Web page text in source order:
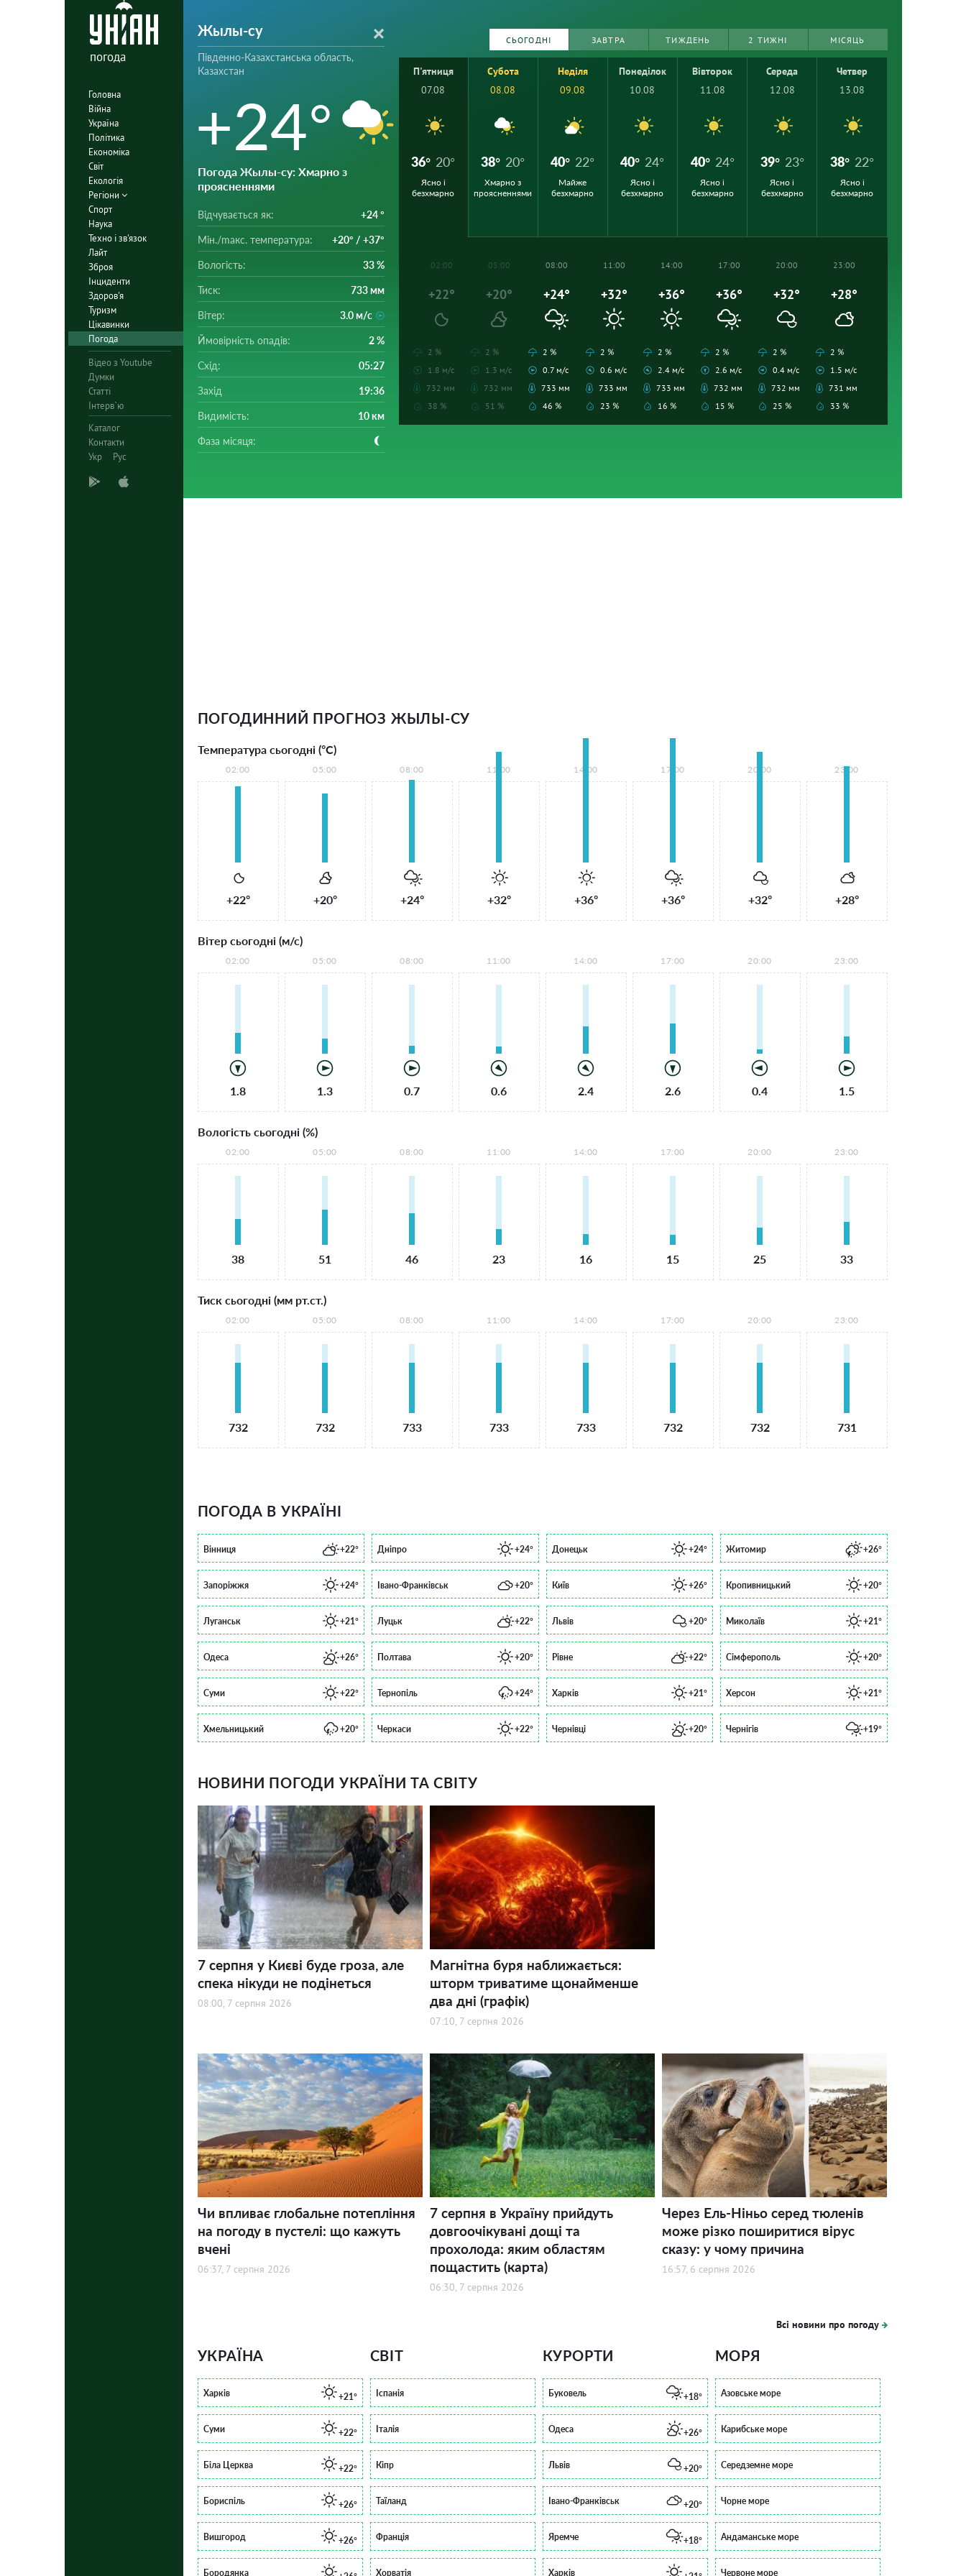
погода
Головна
Війна
Україна
Політика
Економіка
Світ
Екологія
Регіони
Спорт
Наука
Техно і зв'язок
Лайт
Зброя
Інциденти
Здоров'я
Туризм
Цікавинки
Погода
Відео з Youtube
Думки
Статті
Інтерв`ю
Каталог
Контакти
Укр
Рус
Жылы-су
Південно-Казахстанська область,
Казахстан
+24°
Погода Жылы-су: Хмарно з
проясненнями
Відчувається як: +24 °
Мін./mакс. температура: +20° / +37°
Вологість: 33 %
Тиск: 733 мм
Вітер: 3.0 м/с
Ймовірність опадів: 2 %
Схід: 05:27
Захід 19:36
Видимість: 10 км
Фаза місяця:
СЬОГОДНІ ЗАВТРА ТИЖДЕНЬ 2 ТИЖНІ МІСЯЦЬ
П'ятниця
07.08
36° 20°
Ясно і
безхмарно
Субота
08.08
38° 20°
Хмарно з
проясненнями
Неділя
09.08
40° 22°
Майже
безхмарно
Понеділок
10.08
40° 24°
Ясно і
безхмарно
Вівторок
11.08
40° 24°
Ясно і
безхмарно
Середа
12.08
39° 23°
Ясно і
безхмарно
Четвер
13.08
38° 22°
Ясно і
безхмарно
02:00
+22°
2 %
1.8 м/с
732 мм
38 %
05:00
+20°
2 %
1.3 м/с
732 мм
51 %
08:00
+24°
2 %
0.7 м/с
733 мм
46 %
11:00
+32°
2 %
0.6 м/с
733 мм
23 %
14:00
+36°
2 %
2.4 м/с
733 мм
16 %
17:00
+36°
2 %
2.6 м/с
732 мм
15 %
20:00
+32°
2 %
0.4 м/с
732 мм
25 %
23:00
+28°
2 %
1.5 м/с
731 мм
33 %
ПОГОДИННИЙ ПРОГНОЗ ЖЫЛЫ-СУ
Температура сьогодні (°С)
02:00
+22°
05:00
+20°
08:00
+24°
11:00
+32°
14:00
+36°
17:00
+36°
20:00
+32°
23:00
+28°
Вітер сьогодні (м/с)
02:00
1.8
05:00
1.3
08:00
0.7
11:00
0.6
14:00
2.4
17:00
2.6
20:00
0.4
23:00
1.5
Вологість сьогодні (%)
02:00
38
05:00
51
08:00
46
11:00
23
14:00
16
17:00
15
20:00
25
23:00
33
Тиск сьогодні (мм рт.ст.)
02:00
732
05:00
732
08:00
733
11:00
733
14:00
733
17:00
732
20:00
732
23:00
731
ПОГОДА В УКРАЇНІ
Вінниця +22° Дніпро +24° Донецьк +24° Житомир +26°
Запоріжжя +24° Івано-Франківськ +20° Київ +26° Кропивницький +20°
Луганськ +21° Луцьк +22° Львів +20° Миколаїв +21°
Одеса +26° Полтава +20° Рівне +22° Сімферополь +20°
Суми +22° Тернопіль +24° Харків +21° Херсон +21°
Хмельницький +20° Черкаси +22° Чернівці +20° Чернігів +19°
НОВИНИ ПОГОДИ УКРАЇНИ ТА СВІТУ
7 серпня у Києві буде гроза, але
спека нікуди не подінеться
08:00, 7 серпня 2026
Магнітна буря наближається:
шторм триватиме щонайменше
два дні (графік)
07:10, 7 серпня 2026
Чи впливає глобальне потепління
на погоду в пустелі: що кажуть
вчені
06:37, 7 серпня 2026
7 серпня в Україну прийдуть
довгоочікувані дощі та
прохолода: яким областям
пощастить (карта)
06:30, 7 серпня 2026
Через Ель-Ніньо серед тюленів
може різко поширитися вірус
сказу: у чому причина
16:57, 6 серпня 2026
Всі новини про погоду
УКРАЇНА
Харків +21°
Суми +22°
Біла Церква +22°
Бориспіль +26°
Вишгород +26°
Бородянка
СВІТ
Іспанія
Італія
Кіпр
Таїланд
Франція
Хорватія
КУРОРТИ
Буковель +18°
Одеса +26°
Львів +20°
Івано-Франківськ +20°
Яремче +18°
Харків
МОРЯ
Азовське море
Карибське море
Середземне море
Чорне море
Андаманське море
Червоне море